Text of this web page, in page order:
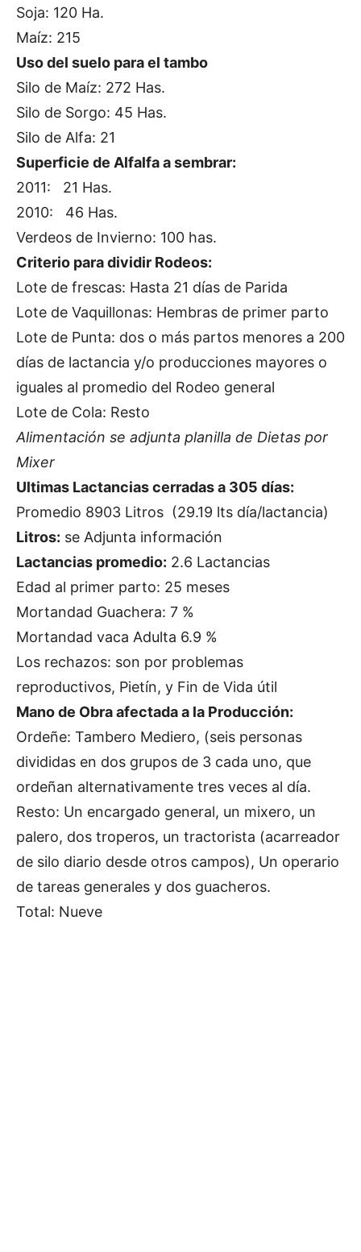
Soja: 120 Ha.
Maíz: 215
Uso del suelo para el tambo
Silo de Maíz: 272 Has.
Silo de Sorgo: 45 Has.
Silo de Alfa: 21
Superficie de Alfalfa a sembrar:
2011: 21 Has.
2010: 46 Has.
Verdeos de Invierno: 100 has.
Criterio para dividir Rodeos:
Lote de frescas: Hasta 21 días de Parida
Lote de Vaquillonas: Hembras de primer parto
Lote de Punta: dos o más partos menores a 200
días de lactancia y/o producciones mayores o
iguales al promedio del Rodeo general
Lote de Cola: Resto
Alimentación se adjunta planilla de Dietas por
Mixer
Ultimas Lactancias cerradas a 305 días:
Promedio 8903 Litros (29.19 lts día/lactancia)
Litros: se Adjunta información
Lactancias promedio: 2.6 Lactancias
Edad al primer parto: 25 meses
Mortandad Guachera: 7 %
Mortandad vaca Adulta 6.9 %
Los rechazos: son por problemas
reproductivos, Pietín, y Fin de Vida útil
Mano de Obra afectada a la Producción:
Ordeñe: Tambero Mediero, (seis personas
divididas en dos grupos de 3 cada uno, que
ordeñan alternativamente tres veces al día.
Resto: Un encargado general, un mixero, un
palero, dos troperos, un tractorista (acarreador
de silo diario desde otros campos), Un operario
de tareas generales y dos guacheros.
Total: Nueve